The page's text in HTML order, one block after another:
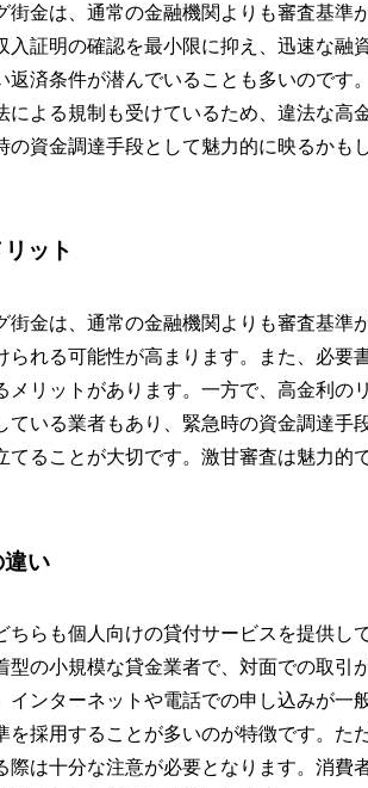
街金は、通常の金融機関よりも審査基準
入証明の確認を最小限に抑え、迅速な融
返済条件が潜んでいることも多いのです
による規制も受けているため、違法な
の資金調達手段として魅力的に映るか
ット
街金は、通常の金融機関よりも審査基準
られる可能性が高まります。また、必要
メリットがあります。一方で、高金利の
ている業者もあり、緊急時の資金調達手
てることが大切です。激甘審査は魅力的
い
ちらも個人向けの貸付サービスを提供し
型の小規模な貸金業者で、対面での取
インターネットや電話での申し込みが一
を採用することが多いのが特徴です。た
際は十分な注意が必要となります。消費